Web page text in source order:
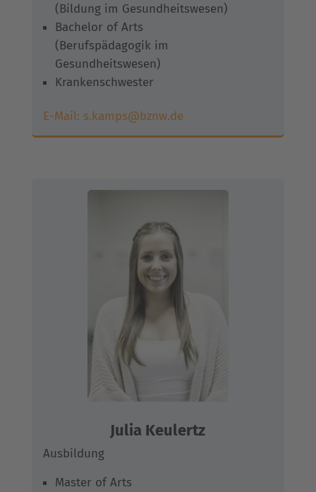
(Bildung im Gesundheitswesen)
Bachelor of Arts
(Berufspädagogik im
Gesundheitswesen)
Krankenschwester
E-Mail: s.kamps@bznw.de
Julia Keulertz
Ausbildung
Master of Arts